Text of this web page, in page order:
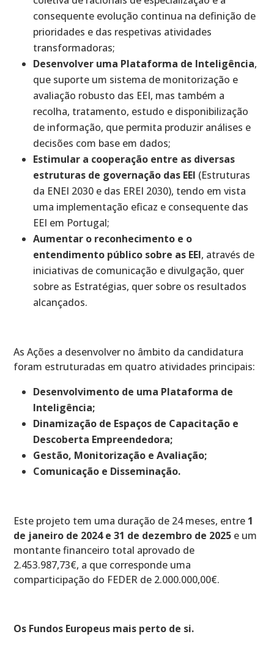
consequente evolução continua na definição de
prioridades e das respetivas atividades
transformadoras;
Desenvolver uma Plataforma de Inteligência,
que suporte um sistema de monitorização e
avaliação robusto das EEI, mas também a
recolha, tratamento, estudo e disponibilização
de informação, que permita produzir análises e
decisões com base em dados;
Estimular a cooperação entre as diversas
estruturas de governação das EEI (Estruturas
da ENEI 2030 e das EREI 2030), tendo em vista
uma implementação eficaz e consequente das
EEI em Portugal;
Aumentar o reconhecimento e o
entendimento público sobre as EEI, através de
iniciativas de comunicação e divulgação, quer
sobre as Estratégias, quer sobre os resultados
alcançados.
As Ações a desenvolver no âmbito da candidatura
foram estruturadas em quatro atividades principais:
Desenvolvimento de uma Plataforma de
Inteligência;
Dinamização de Espaços de Capacitação e
Descoberta Empreendedora;
Gestão, Monitorização e Avaliação;
Comunicação e Disseminação.
Este projeto tem uma duração de 24 meses, entre 1
de janeiro de 2024 e 31 de dezembro de 2025 e um
montante financeiro total aprovado de
2.453.987,73€, a que corresponde uma
comparticipação do FEDER de 2.000.000,00€.
Os Fundos Europeus mais perto de si.